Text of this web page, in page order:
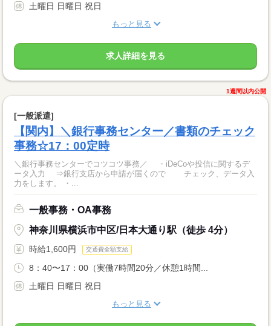
土曜日 日曜日 祝日
もっと見る
求人詳細を見る
1週間以内公開
[一般派遣]
【関内】＼銀行事務センター／書類のチェック
事務☆17：00定時
＼銀行事務センターでコツコツ事務／ ・iDeCoや投信に関するデ
ータ入力 ⇒銀行支店から申請が届くので チェック、データ入
力をします。 ・...
一般事務・OA事務
神奈川県横浜市中区/日本大通り駅（徒歩 4分）
時給1,600円 交通費全額支給
8：40〜17：00（実働7時間20分／休憩1時間...
土曜日 日曜日 祝日
もっと見る